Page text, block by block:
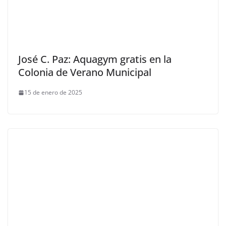
José C. Paz: Aquagym gratis en la
Colonia de Verano Municipal
15 de enero de 2025